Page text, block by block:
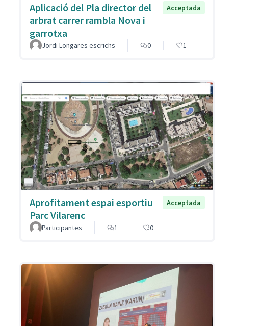
Aplicació del Pla director del
arbrat carrer rambla Nova i
garrotxa
Acceptada
Jordi Longares escrichs 0 1
Aprofitament espai esportiu
Parc Vilarenc
Acceptada
Participantes 1 0